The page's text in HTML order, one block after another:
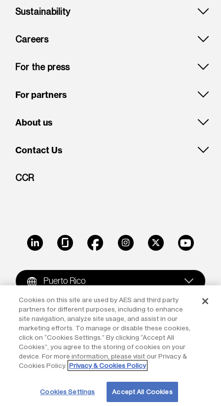
Sustainability
Careers
For the press
For partners
About us
Contact Us
CCR
LinkedIn GlassdoorFacebookInstagramX Youtube
Puerto Rico
Copyright © 2009-2026 The AES Corporation. All rights
reserved.Terms of Use|Privacy
Reproduction in whole or in part in any form or medium
without the express written permission of The AES
Corporation is prohibited. AES and the AES logo are
trademarks of The AES Corporation.
Cookies on this site are used by AES and third party
partners for different purposes, including to enhance
site navigation, analyze site usage, and assist in our
marketing efforts. To manage or disable these cookies,
click on “Cookies Settings.” By clicking “Accept All
Cookies”, you agree to the storing of cookies on your
device. For more information, please visit our Privacy &
Cookies Policy. Privacy & Cookies Policy
Cookies Settings Accept All Cookies